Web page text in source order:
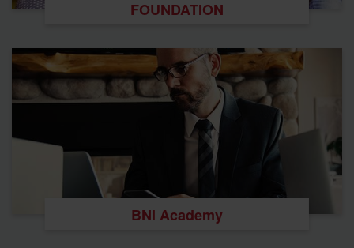
FOUNDATION
BNI Academy